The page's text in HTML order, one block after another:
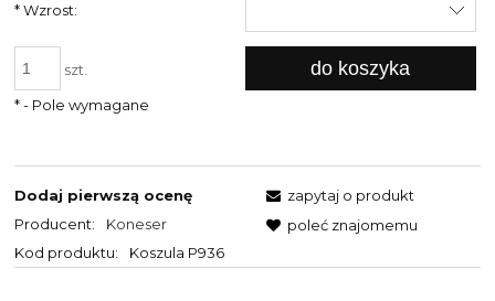
*Wzrost:
szt. do koszyka
*- Pole wymagane
Dodaj pierwszą ocenę
Producent:
Koneser
Kod produktu:
Koszula P936
zapytaj o produkt
poleć znajomemu